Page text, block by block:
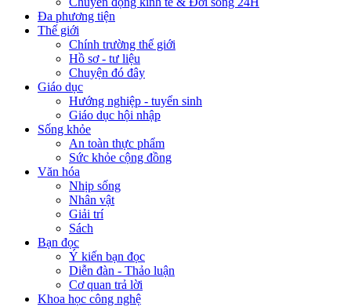
Đa phương tiện
Thế giới
Chính trường thế giới
Hồ sơ - tư liệu
Chuyện đó đây
Giáo dục
Hướng nghiệp - tuyển sinh
Giáo dục hội nhập
Sống khỏe
An toàn thực phẩm
Sức khỏe cộng đồng
Văn hóa
Nhịp sống
Nhân vật
Giải trí
Sách
Bạn đọc
Ý kiến bạn đọc
Diễn đàn - Thảo luận
Cơ quan trả lời
Khoa học công nghệ